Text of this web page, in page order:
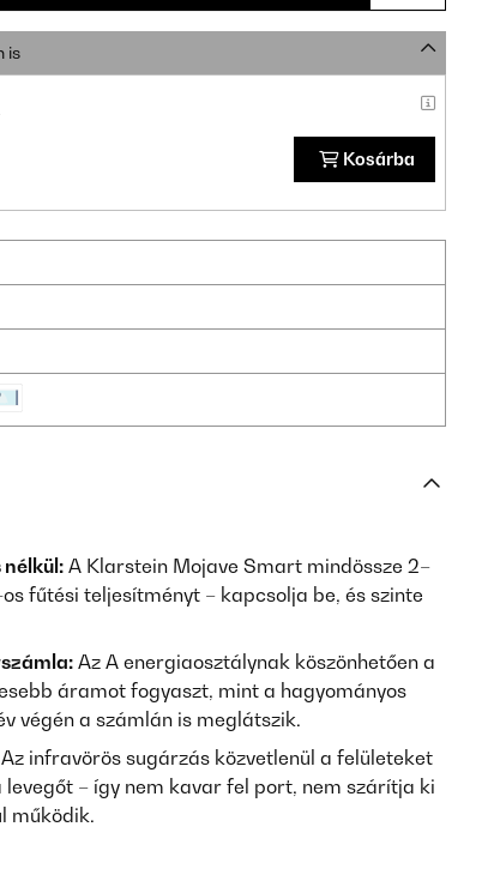
is
Kosárba
A Klarstein Mojave Smart mindössze 2–
fűtési teljesítményt – kapcsolja be, és szinte
Az A energiaosztálynak köszönhetően a
áramot fogyaszt, mint a hagyományos
végén a számlán is meglátszik.
Az infravörös sugárzás közvetlenül a felületeket
– így nem kavar fel port, nem szárítja ki
működik.